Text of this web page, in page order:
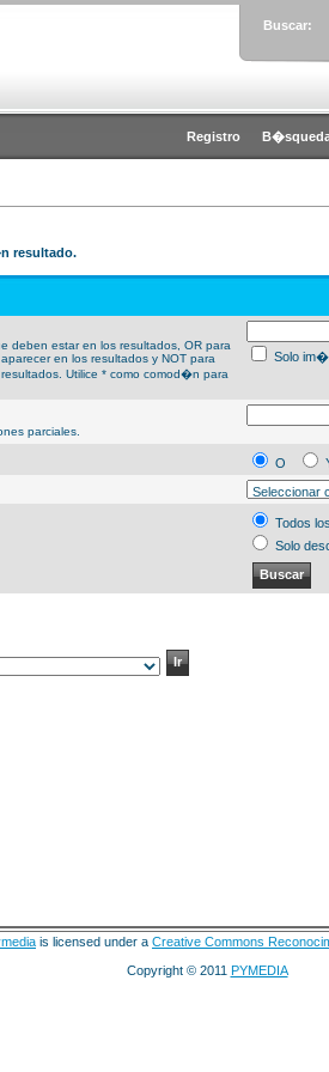
Buscar:
Registro
resultado.
deben estar en los resultados, OR para
en los resultados y NOT para
Utilice * como comod�n para
Solo
parciales.
O
Todos
Solo
is licensed under a Creative Commons
Copyright © 2011 PYMEDIA